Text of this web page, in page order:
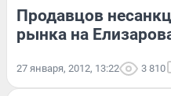
Продавцов
рынка на
27 января, 2012, 13:22 3 810